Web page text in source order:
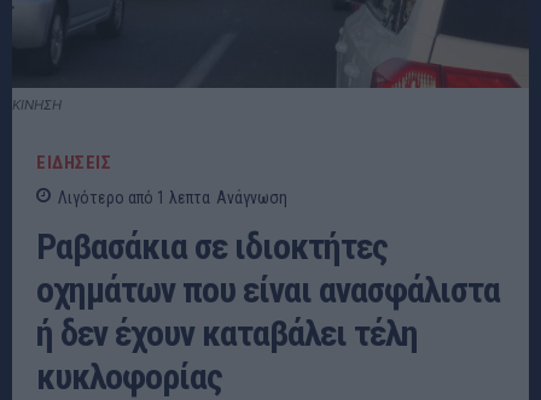
ΚΙΝΗΣΗ
ΕΙΔΗΣΕΙΣ
Λιγότερο από 1 λεπτα Ανάγνωση
Ραβασάκια σε ιδιοκτήτες
οχημάτων που είναι ανασφάλιστα
ή δεν έχουν καταβάλει τέλη
κυκλοφορίας